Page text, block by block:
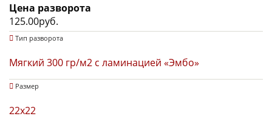
Цена разворота
125.00руб.
Тип разворота
Мягкий 300 гр/м2 с ламинацией «Эмбо»
Размер
22х22